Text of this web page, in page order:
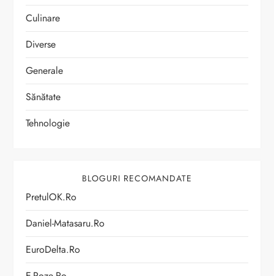
Culinare
Diverse
Generale
Sănătate
Tehnologie
BLOGURI RECOMANDATE
PretulOK.ro
Daniel-Matasaru.ro
EuroDelta.ro